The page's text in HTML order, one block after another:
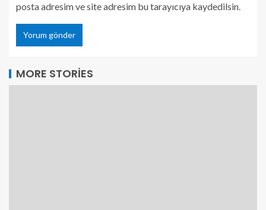
posta adresim ve site adresim bu tarayıcıya kaydedilsin.
MORE STORIES